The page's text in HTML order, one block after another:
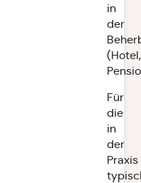
in
der
(Hotel,
Für
die
in
der
Praxis